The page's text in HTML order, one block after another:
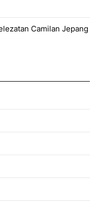
Camilan Jepang